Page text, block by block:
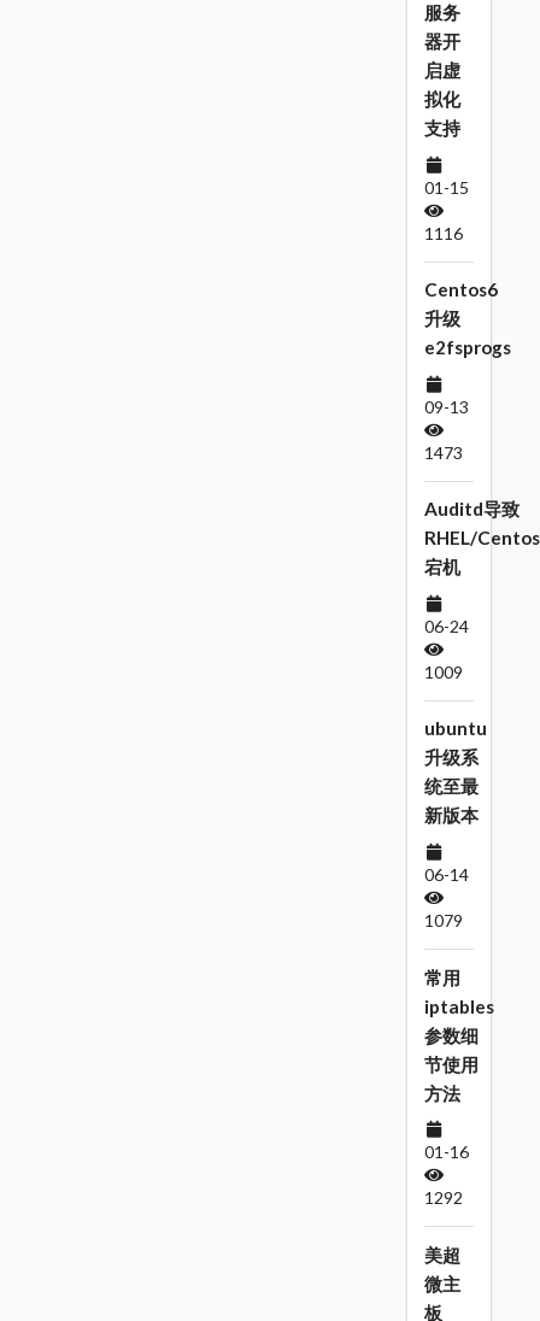
服务
器开
启虚
拟化
支持
01-15
1116
Centos6
升级
e2fsprogs
09-13
1473
Auditd导致
RHEL/Centos
宕机
06-24
1009
ubuntu
升级系
统至最
新版本
06-14
1079
常用
iptables
参数细
节使用
方法
01-16
1292
美超
微主
板